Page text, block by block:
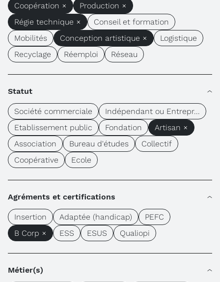
Coopération ×
Production ×
Régie technique ×
Conseil et formation
Mobilités
Conception artistique ×
Logistique
Recyclage
Réemploi Réseau
Statut
Société commerciale
Indépendant ou Entrepr...
Etablissement public
Fondation
Artisan ×
Association
Bureau d'études
Collectif
Coopérative
Ecole
Agréments et certifications
Insertion Adaptée (handicap)
PEFC
B Corp ×
ESS ESUS Qualiopi
Métier(s)